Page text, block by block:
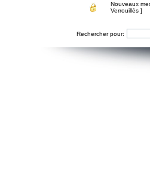
Nouveaux
Verrouillés ]
Rechercher pour: